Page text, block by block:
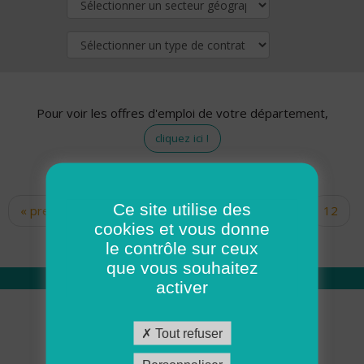
Pour voir les offres d'emploi de votre département,
cliquez ici !
Pages
« premier ‹ précédent … 10
12
14 15 16 17
Qui sommes nous
Académie ADMR
Ce site utilise des
cookies et vous donne
le contrôle sur ceux
que vous souhaitez
activer
Tout refuser